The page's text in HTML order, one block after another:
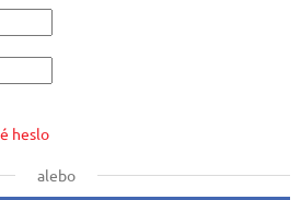
heslo
alebo